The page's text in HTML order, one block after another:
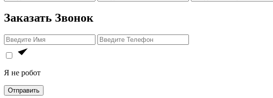
Заказать Звонок
Я не робот
Отправить